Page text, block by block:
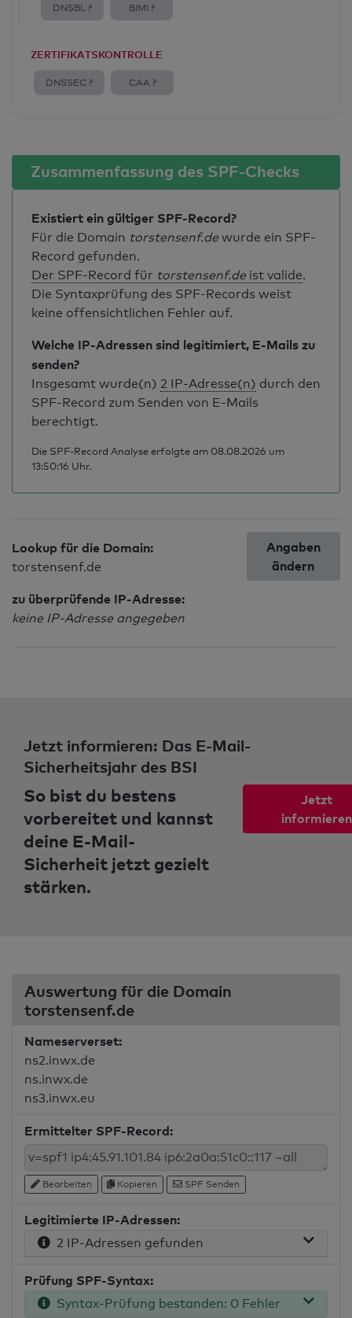
DNSBL ? BIMI ?
ZERTIFIKATSKONTROLLE
DNSSEC ? CAA ?
Zusammenfassung des SPF-Checks
Existiert ein gültiger SPF-Record?
Für die Domain torstensenf.de wurde ein SPF-
Record gefunden.
Der SPF-Record für torstensenf.de ist valide.
Die Syntaxprüfung des SPF-Records weist
keine offensichtlichen Fehler auf.
Welche IP-Adressen sind legitimiert, E-Mails zu
senden?
Insgesamt wurde(n) 2 IP-Adresse(n) durch den
SPF-Record zum Senden von E-Mails
berechtigt.
Die SPF-Record Analyse erfolgte am 08.08.2026 um
13:50:16 Uhr.
Lookup für die Domain:
torstensenf.de
zu überprüfende IP-Adresse:
keine IP-Adresse angegeben
Angaben
ändern
Jetzt informieren: Das E-Mail-
Sicherheitsjahr des BSI
So bist du bestens
vorbereitet und kannst
deine E-Mail-
Sicherheit jetzt gezielt
stärken.
Jetzt
informieren
Auswertung für die Domain
torstensenf.de
Nameserverset:
ns2.inwx.de
ns.inwx.de
ns3.inwx.eu
Ermittelter SPF-Record:
Bearbeiten Kopieren SPF Senden
Legitimierte IP-Adressen:
2 IP-Adressen gefunden
Prüfung SPF-Syntax:
Syntax-Prüfung bestanden: 0 Fehler